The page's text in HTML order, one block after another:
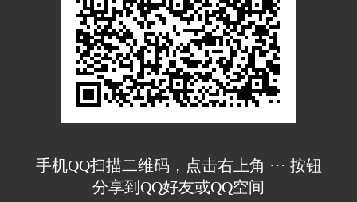
手机QQ扫描二维码，点击右上角 ··· 按钮
分享到QQ好友或QQ空间